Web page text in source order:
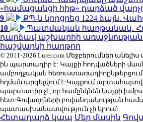
«համացանցի հիթ» դարձած
9
ՔՊ-ն կորցրեց 1224 ձայն.
10
Պատմական հաղթանակ․
դարձավ աշխարհի առաջնության
հաշվարկի հաղթող
© 2011-2026 Lurer.com Մեջբերումներ
ին պարտադիր է: Կայքի հոդվածների
ամբողջական
հղման արգելվում է:Կայքում
պարտադիր չէ, որ համընկնեն կայքի
հետ:Գովազդների բովանդակության
պատասխանատվություն չի կրում:
Հետադարձ կապ Մեր մասին